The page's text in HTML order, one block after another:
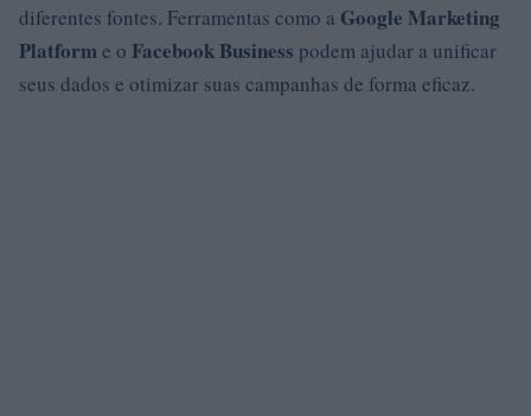
diferentes fontes. Ferramentas como a Google Marketing
Platforme o Facebook Business podem ajudar a unificar
seus dados e otimizar suas campanhas de forma eficaz.